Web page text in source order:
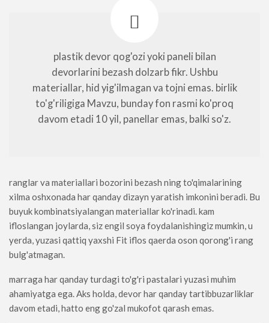
plastik devor qog'ozi yoki paneli bilan
devorlarini bezash dolzarb fikr. Ushbu
materiallar, hid yig'ilmagan va tojni emas. birlik
to'g'riligiga Mavzu, bunday fon rasmi ko'proq
davom etadi 10 yil, panellar emas, balki so'z.
ranglar va materiallari bozorini bezash ning to'qimalarining
xilma oshxonada har qanday dizayn yaratish imkonini beradi. Bu
buyuk kombinatsiyalangan materiallar ko'rinadi. kam
ifloslangan joylarda, siz engil soya foydalanishingiz mumkin, u
yerda, yuzasi qattiq yaxshi Fit iflos qaerda oson qorong'i rang
bulg'atmagan.
marraga har qanday turdagi to'g'ri pastalari yuzasi muhim
ahamiyatga ega. Aks holda, devor har qanday tartibbuzarliklar
davom etadi, hatto eng go'zal mukofot qarash emas.